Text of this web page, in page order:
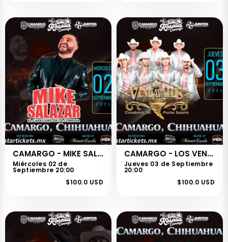
CAMARGO - MIKE SALAZAR
Miércoles 02 de
Septiembre 20:00
$100.0 USD
CAMARGO - LOS VENDAVALES
Jueves 03 de Septiembre
20:00
$100.0 USD